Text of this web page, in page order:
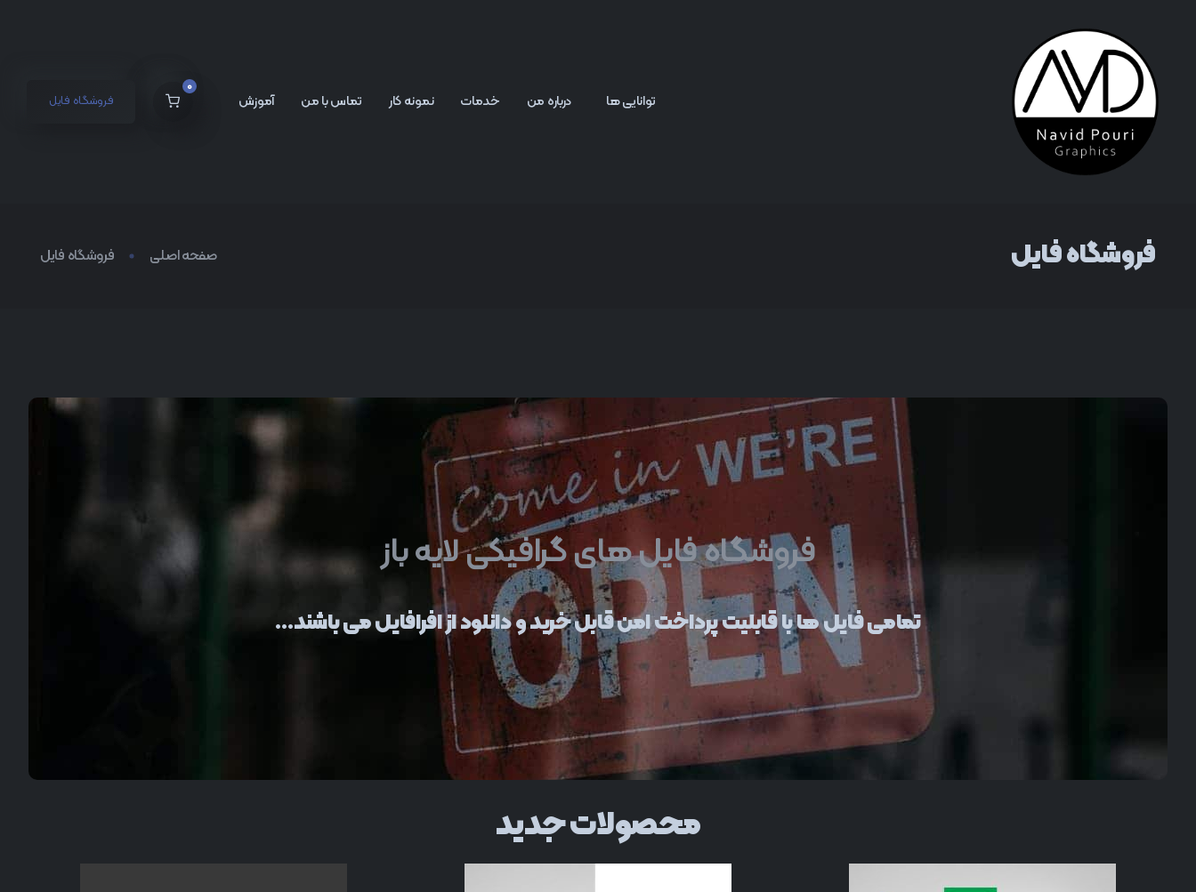
توانایی ها درباره من خدمات نمونه کار تماس با من آموزش
0
فروشگاه فایل
فروشگاه فایل صفحه اصلی فروشگاه فایل
فروشگاه فایل های گرافیکی لایه باز
تمامی فایل ها با قابلیت پرداخت امن قابل خرید و دانلود ازافرافایلمی باشند…
محصولات جدید